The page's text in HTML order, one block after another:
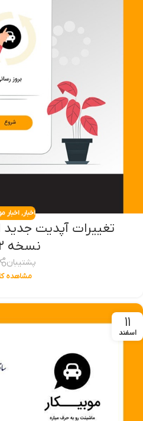
اخبار,اخبار
تغییرات آپدیت جدید
نسخه ۲.۱.۲
پشتیبان
مشاهده
۱۱
اسفند